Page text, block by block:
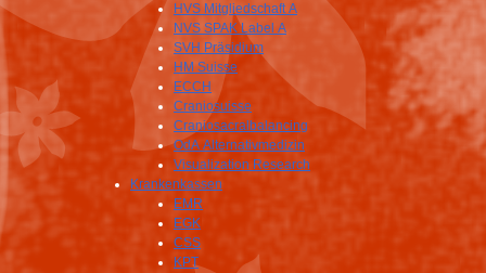
HVS Mitgliedschaft A
NVS SPAK Label A
SVH Präsidium
HM Suisse
ECCH
Craniosuisse
Craniosacralbalancing
OdA Alternativmedizin
Visualization Research
Krankenkassen
EMR
EGK
CSS
KPT